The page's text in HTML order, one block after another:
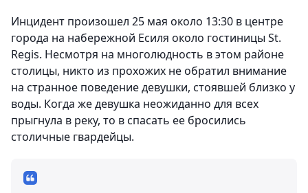
Инцидент произошел 25 мая около 13:30 в центре
города на набережной Есиля около гостиницы St.
Regis. Несмотря на многолюдность в этом районе
столицы, никто из прохожих не обратил внимание
на странное поведение девушки, стоявшей близко у
воды. Когда же девушка неожиданно для всех
прыгнула в реку, то в спасать ее бросились
столичные гвардейцы.